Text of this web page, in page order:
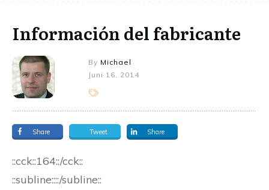
Información del fabricante
By Michael
Juni 16, 2014
Share Tweet Share
::cck::164::/cck::
::subline::::/subline::